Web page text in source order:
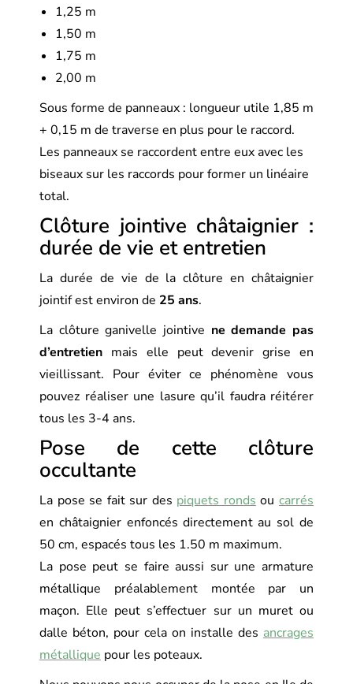
1,25 m
1,50 m
1,75 m
2,00 m
Sous forme de panneaux : longueur utile 1,85 m
+ 0,15 m de traverse en plus pour le raccord.
Les panneaux se raccordent entre eux avec les
biseaux sur les raccords pour former un linéaire
total.
Clôture jointive châtaignier :
durée de vie et entretien
La durée de vie de la clôture en châtaignier
jointif est environ de 25 ans.
La clôture ganivelle jointive ne demande pas
d’entretien mais elle peut devenir grise en
vieillissant. Pour éviter ce phénomène vous
pouvez réaliser une lasure qu’il faudra réitérer
tous les 3-4 ans.
Pose de cette clôture
occultante
La pose se fait sur des piquets ronds oucarrés
en châtaignier enfoncés directement au sol de
50 cm, espacés tous les 1.50 m maximum.
La pose peut se faire aussi sur une armature
métallique préalablement montée par un
maçon. Elle peut s’effectuer sur un muret ou
dalle béton, pour cela on installe des ancrages
métallique pour les poteaux.